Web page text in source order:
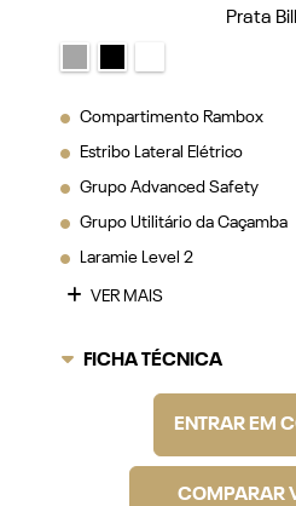
Prata
Compartimento Rambox
Estribo Lateral Elétrico
Grupo Advanced Safety
Grupo Utilitário da Caçamba
Laramie Level 2
VER MAIS
FICHA TÉCNICA
ENTRAR EM
COMPARAR